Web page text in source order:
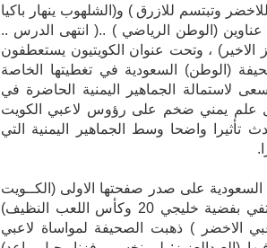
وتبتسم للازرق ) و(الشلهوب ينهار باكيا
عناوين (الوطن الرياضي ) ..( انتهى الدرس ..
الاخير) ، وتحت عنوان الكويتيون يستعطفون
(الوطن) السعودية في تغطيتها الخاصة
سعى لاستمالة الجماهير اليمنية الحاضرة في
علم يمني ضخم على رؤوس لاعبي الكويت
تأثيرا واضحا وسط الجماهير اليمنية التي
على صدر صفحتها الاولى (الكــويت
"تكوش"على الكوؤس.. منتخبنا يكتفي بفضية خليجي 20 وكأس اللعب النظيف)
الاخضر ) ذهبت الصحيفة لمواساة لاعبي